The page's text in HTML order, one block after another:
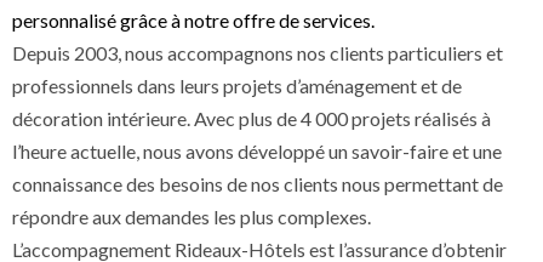
personnalisé grâce à notre offre de services.
Depuis 2003, nous accompagnons nos clients particuliers et
professionnels dans leurs projets d’aménagement et de
décoration intérieure. Avec plus de 4 000 projets réalisés à
l’heure actuelle, nous avons développé un savoir-faire et une
connaissance des besoins de nos clients nous permettant de
répondre aux demandes les plus complexes.
L’accompagnement Rideaux-Hôtels est l’assurance d’obtenir